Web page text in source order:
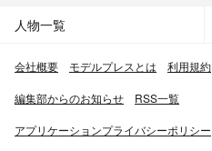
人物一覧
会社概要 モデルプレスとは 利用規約
編集部からのお知らせ RSS一覧
アプリケーションプライバシーポリシー